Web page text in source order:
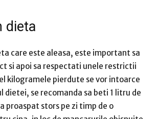
dieta
care este aleasa, este important sa
si apoi sa respectati unele restrictii
kilogramele pierdute se vor intoarce
dietei, se recomanda sa beti 1 litru de
proaspat stors pe zi timp de o